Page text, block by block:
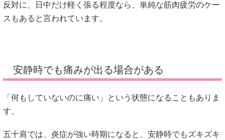
反対に、日中だけ軽く張る程度なら、単純な筋肉疲労のケー
スもあると言われています。
安静時でも痛みが出る場合がある
「何もしていないのに痛い」という状態になることもありま
す。
五十肩では、炎症が強い時期になると、安静時でもズキズキ